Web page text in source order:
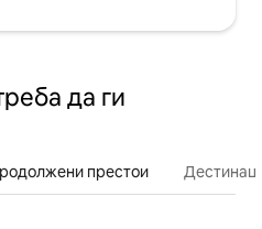
да ги
престои